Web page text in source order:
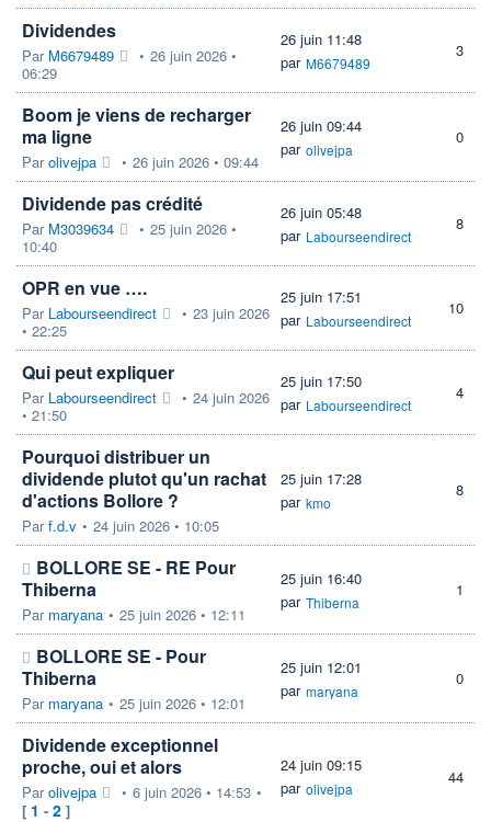
Dividendes
Par M6679489 • 26 juin 2026 •
06:29
26 juin 11:48
par M6679489
3
Boom je viens de recharger
ma ligne
Parolivejpa • 26 juin 2026 • 09:44
26 juin 09:44
par olivejpa
0
Dividende pas crédité
Par M3039634 • 25 juin 2026 •
10:40
26 juin 05:48
par Labourseendirect
8
OPR en vue ….
Par Labourseendirect • 23 juin 2026
• 22:25
25 juin 17:51
par Labourseendirect
10
Qui peut expliquer
Par Labourseendirect • 24 juin 2026
• 21:50
25 juin 17:50
par Labourseendirect
4
Pourquoi distribuer un
dividende plutot qu'un rachat
d'actions Bollore ?
Parf.d.v • 24 juin 2026 • 10:05
25 juin 17:28
par kmo
8
BOLLORE SE - RE Pour
Thiberna
Par maryana • 25 juin 2026 • 12:11
25 juin 16:40
par Thiberna
1
BOLLORE SE - Pour
Thiberna
Par maryana • 25 juin 2026 • 12:01
25 juin 12:01
par maryana
0
Dividende exceptionnel
proche, oui et alors
Parolivejpa • 6 juin 2026 • 14:53 •
[ 1 - 2 ]
24 juin 09:15
par olivejpa
44